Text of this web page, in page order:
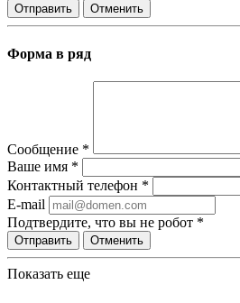
Отправить Отменить
Форма в ряд
Сообщение *
Ваше имя *
Контактный телефон *
E-mail
Подтвердите, что вы не робот *
Отправить Отменить
Показать еще